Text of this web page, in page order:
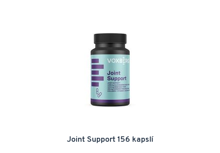
Joint Support 156 kapslí